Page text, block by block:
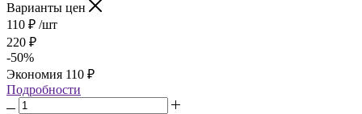
Варианты цен
110 ₽ /шт
220 ₽
-50%
Экономия 110 ₽
Подробности